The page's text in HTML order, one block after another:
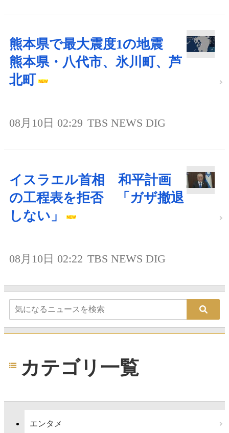
熊本県で最大震度1の地震
熊本県・八代市、氷川町、芦
北町
08月10日 02:29 TBS NEWS DIG
イスラエル首相 和平計画
の工程表を拒否 「ガザ撤退
しない」
08月10日 02:22 TBS NEWS DIG
カテゴリ一覧
エンタメ